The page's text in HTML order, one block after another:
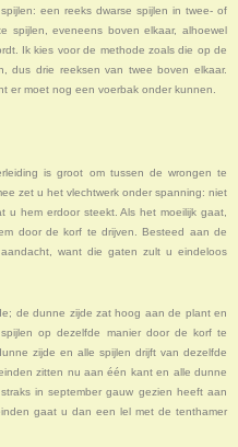
een reeks dwarse spijlen in twee- of
spijlen, eveneens boven elkaar, alhoewel
Ik kies voor de methode zoals die op de
dus drie reeksen van twee boven elkaar.
er moet nog een voerbak onder kunnen.
is groot om tussen de wrongen te
zet u het vlechtwerk onder spanning: niet
hem erdoor steekt. Als het moeilijk gaat,
door de korf te drijven. Besteed aan de
want die gaten zult u eindeloos
de dunne zijde zat hoog aan de plant en
op dezelfde manier door de korf te
zijde en alle spijlen drijft van dezelfde
zitten nu aan één kant en alle dunne
in september gauw gezien heeft aan
gaat u dan een lel met de tenthamer